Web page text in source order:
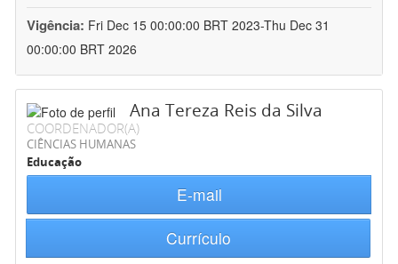
Vigência: Fri Dec 15 00:00:00 BRT 2023-Thu Dec 31
00:00:00 BRT 2026
Ana Tereza Reis da Silva
COORDENADOR(A)
CIÊNCIAS HUMANAS
Educação
E-mail
Currículo